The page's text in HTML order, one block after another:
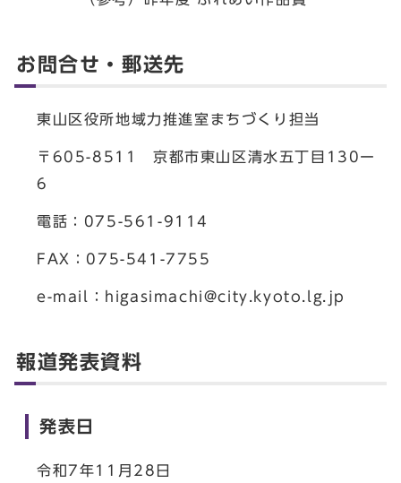
お問合せ・郵送先
東山区役所地域力推進室まちづくり担当
〒605-8511 京都市東山区清水五丁目130ー
6
電話：075-561-9114
FAX：075-541-7755
e-mail： higasimachi@city.kyoto.lg.jp
報道発表資料
発表日
令和7年11月28日